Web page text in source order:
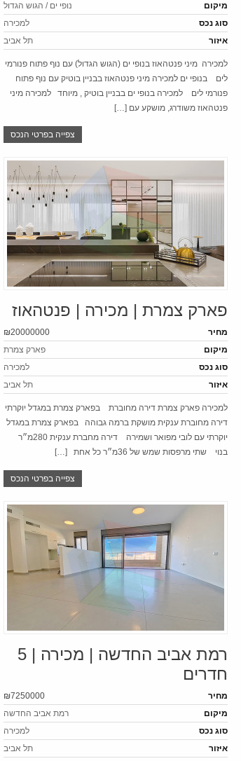
מיקום
נופי ים / הגוש הגדול
סוג נכס
למכירה
איזור
תל אביב
למכירה מיני פנטהאוז בנופי ים (הגוש הגדול) עם נוף פתוח פנורמי
לים בנופי ים למכירה מיני פנטהאוז בבניין בוטיק עם נוף פתוח
פנורמי לים למכירה בנופי ים בבניין בוטיק , מיוחד למכירה מיני
פנטהאוז משודרג, מושקע עם […]
צפייה בפרטי הנכס
פארק צמרת | מכירה | פנטהאוז
מחיר
₪20000000
מיקום
פארק צמרת
סוג נכס
למכירה
איזור
תל אביב
למכירה פארק צמרת דירה מחוברת בפארק צמרת במגדל יוקרתי
דירה מחוברת ענקית מושקת ברמה גבוהה בפארק צמרת במגדל
יוקרתי עם לובי מפואר ושמירה דירה מחברת ענקית 280מ״ר
בנוי שתי מרפסות שמש של 36מ״ר כל אחת […]
צפייה בפרטי הנכס
רמת אביב החדשה | מכירה | 5
חדרים
מחיר
₪7250000
מיקום
רמת אביב החדשה
סוג נכס
למכירה
איזור
תל אביב